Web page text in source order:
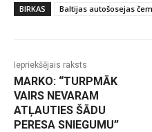
BIRKAS Baltijas autošosejas
Iepriekšējais raksts
MARKO: “TURPMĀK
VAIRS NEVARAM
ATĻAUTIES ŠĀDU
PERESA SNIEGUMU”